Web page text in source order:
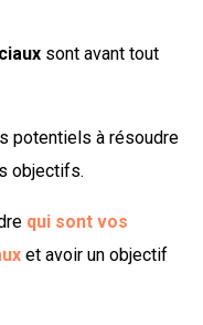
sont avant tout
potentiels à résoudre
objectifs.
qui sont vos
et avoir un objectif